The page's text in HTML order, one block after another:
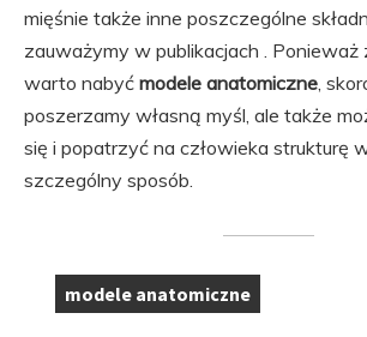
mięśnie także inne poszczególne
zauważymy w publikacjach . Ponieważ
warto nabyć modele anatomiczne,
poszerzamy własną myśl, ale także
się i popatrzyć na człowieka strukturę
szczególny sposób.
Tagi:
modele anatomiczne